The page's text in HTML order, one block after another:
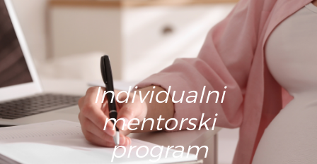
Individualni
mentorski
program